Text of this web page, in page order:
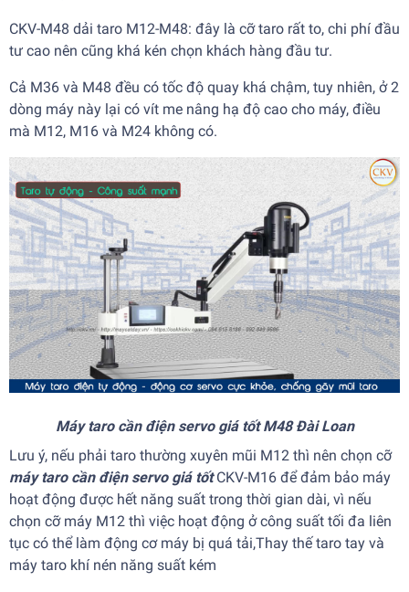
CKV-M48 dải taro M12-M48: đây là cỡ taro rất to, chi phí đầu
tư cao nên cũng khá kén chọn khách hàng đầu tư.
Cả M36 và M48 đều có tốc độ quay khá chậm, tuy nhiên, ở 2
dòng máy này lại có vít me nâng hạ độ cao cho máy, điều
mà M12, M16 và M24 không có.
Máy taro cần điện servo giá tốt M48 Đài Loan
Lưu ý, nếu phải taro thường xuyên mũi M12 thì nên chọn cỡ
máy taro cần điện servo giá tốtCKV-M16 để đảm bảo máy
hoạt động được hết năng suất trong thời gian dài, vì nếu
chọn cỡ máy M12 thì việc hoạt động ở công suất tối đa liên
tục có thể làm động cơ máy bị quá tải,Thay thế taro tay và
máy taro khí nén năng suất kém